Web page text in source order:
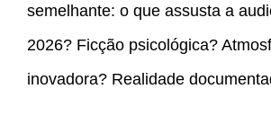
semelhante: o que assusta a
2026? Ficção psicológica?
inovadora? Realidade